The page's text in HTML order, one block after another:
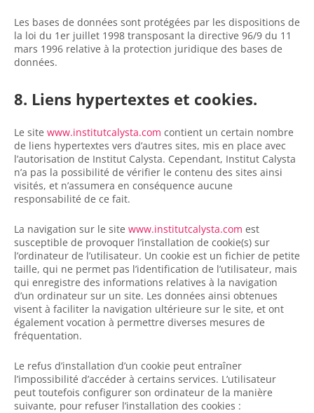
Les bases de données sont protégées par les dispositions de
la loi du 1er juillet 1998 transposant la directive 96/9 du 11
mars 1996 relative à la protection juridique des bases de
données.
8. Liens hypertextes et cookies.
Le site www.institutcalysta.com contient un certain nombre
de liens hypertextes vers d’autres sites, mis en place avec
l’autorisation de Institut Calysta. Cependant, Institut Calysta
n’a pas la possibilité de vérifier le contenu des sites ainsi
visités, et n’assumera en conséquence aucune
responsabilité de ce fait.
La navigation sur le site www.institutcalysta.com est
susceptible de provoquer l’installation de cookie(s) sur
l’ordinateur de l’utilisateur. Un cookie est un fichier de petite
taille, qui ne permet pas l’identification de l’utilisateur, mais
qui enregistre des informations relatives à la navigation
d’un ordinateur sur un site. Les données ainsi obtenues
visent à faciliter la navigation ultérieure sur le site, et ont
également vocation à permettre diverses mesures de
fréquentation.
Le refus d’installation d’un cookie peut entraîner
l’impossibilité d’accéder à certains services. L’utilisateur
peut toutefois configurer son ordinateur de la manière
suivante, pour refuser l’installation des cookies :